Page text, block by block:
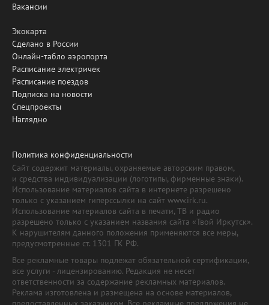
Вакансии
Экокарта
Сделано в России
Онлайн-табло аэропорта
Расписание электричек
Расписание поездов
Подписка на новости
Спецпроекты
Наглядно
Политика конфиденциальности
Сайт содержит материалы, охраняемые авторским правом,
и средства индивидуализации (логотипы, фирменные знаки).
Использование материалов сайта в интернете разрешено
только с указанием гиперссылки на сайт www.irk.ru.
Использование материалов сайта в печати, ТВ и радио
разрешено только с указанием названия сайта «Твой Иркутск».
К нарушителям данного положения применяются все меры,
предусмотренные ст. 1301 ГК РФ.
Все рекламные товары подлежат обязательной сертификации,
все услуги - лицензированию. Редакция не несет
ответственности за содержание рекламных материалов.
Реклама изготовлена и размещена на основе материалов,